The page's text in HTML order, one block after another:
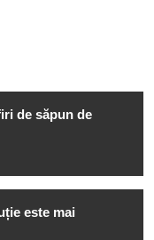
de săpun de
este mai